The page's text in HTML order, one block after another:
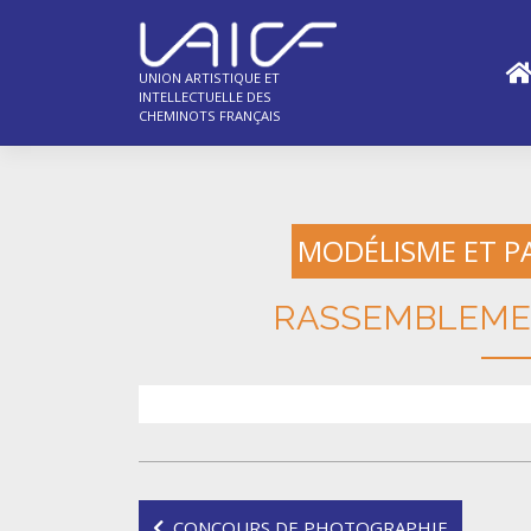
UNION ARTISTIQUE ET
INTELLECTUELLE DES
CHEMINOTS FRANÇAIS
MODÉLISME ET
Navigation